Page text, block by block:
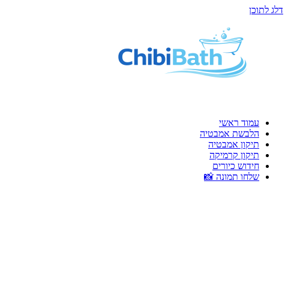
דלג לתוכן
עמוד ראשי
הלבשת אמבטיה
תיקון אמבטיה
תיקון קרמיקה
חידוש כיורים
שלחו תמונה 📸